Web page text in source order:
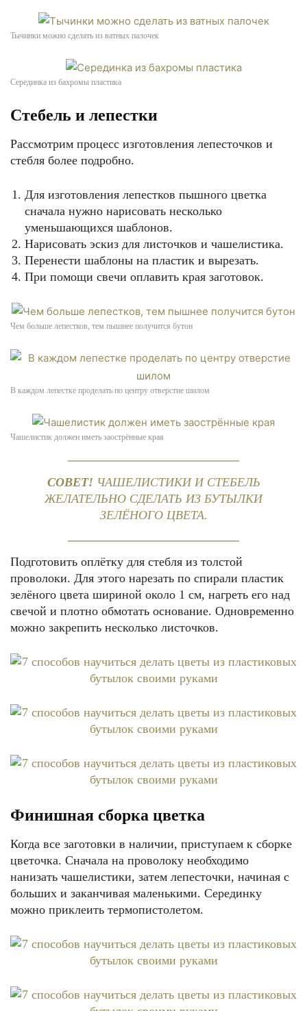
Тычинки можно сделать из ватных палочек
Серединка из бахромы пластика
Стебель и лепестки
Рассмотрим процесс изготовления лепесточков и
стебля более подробно.
Для изготовления лепестков пышного цветка
сначала нужно нарисовать несколько
уменьшающихся шаблонов.
Нарисовать эскиз для листочков и чашелистика.
Перенести шаблоны на пластик и вырезать.
При помощи свечи оплавить края заготовок.
Чем больше лепестков, тем пышнее получится бутон
В каждом лепестке проделать по центру отверстие шилом
Чашелистик должен иметь заострённые края
СОВЕТ! ЧАШЕЛИСТИКИ И СТЕБЕЛЬ
ЖЕЛАТЕЛЬНО СДЕЛАТЬ ИЗ БУТЫЛКИ
ЗЕЛЁНОГО ЦВЕТА.
Подготовить оплётку для стебля из толстой
проволоки. Для этого нарезать по спирали пластик
зелёного цвета шириной около 1 см, нагреть его над
свечой и плотно обмотать основание. Одновременно
можно закрепить несколько листочков.
Финишная сборка цветка
Когда все заготовки в наличии, приступаем к сборке
цветочка. Сначала на проволоку необходимо
нанизать чашелистики, затем лепесточки, начиная с
больших и заканчивая маленькими. Серединку
можно приклеить термопистолетом.